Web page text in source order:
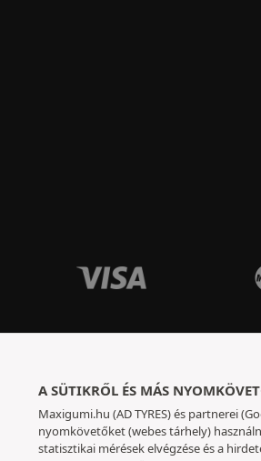
A SÜTIKRŐL ÉS MÁS
Maxigumi.hu (AD TYRES) és partnerei
nyomkövetőket (webes tárhely)
statisztikai mérések elvégzése és a